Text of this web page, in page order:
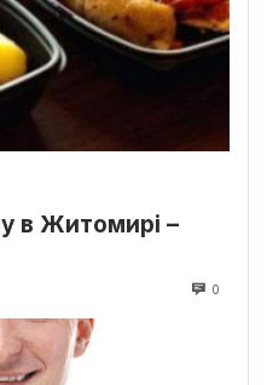
в Житомирі –
0